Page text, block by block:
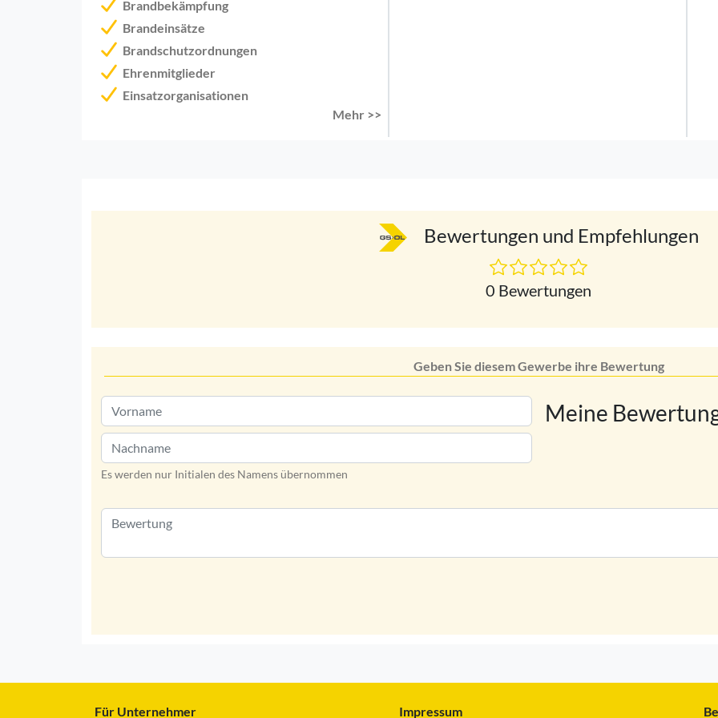
Brandbekämpfung
Brandeinsätze
Brandschutzordnungen
Ehrenmitglieder
Einsatzorganisationen
Mehr >>
Bewertungen und Empfehlungen
0 Bewertungen
Geben Sie diesem Gewerbe ihre Bewertung
Es werden nur Initialen des Namens übernommen
Meine
Für Unternehmer Impressum